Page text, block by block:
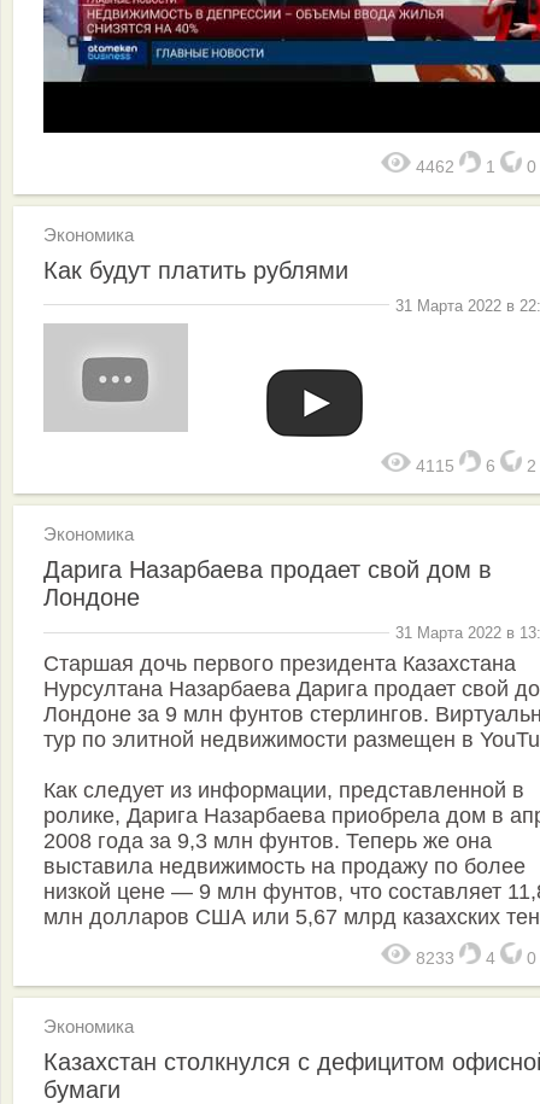
4462 1 0
Экономика
Как будут платить рублями
31 Марта 2022 в
4115 6 2
Экономика
Дарига Назарбаева продает свой дом в
Лондоне
31 Марта 2022 в
Старшая дочь первого президента Казахстана
Нурсултана Назарбаева Дарига продает свой
Лондоне за 9 млн фунтов стерлингов.
тур по элитной недвижимости размещен в
Как следует из информации, представленной в
ролике, Дарига Назарбаева приобрела дом в
2008 года за 9,3 млн фунтов. Теперь же она
выставила недвижимость на продажу по более
низкой цене — 9 млн фунтов, что составляет
млн долларов США или 5,67 млрд казахских
8233 4 0
Экономика
Казахстан столкнулся с дефицитом
бумаги